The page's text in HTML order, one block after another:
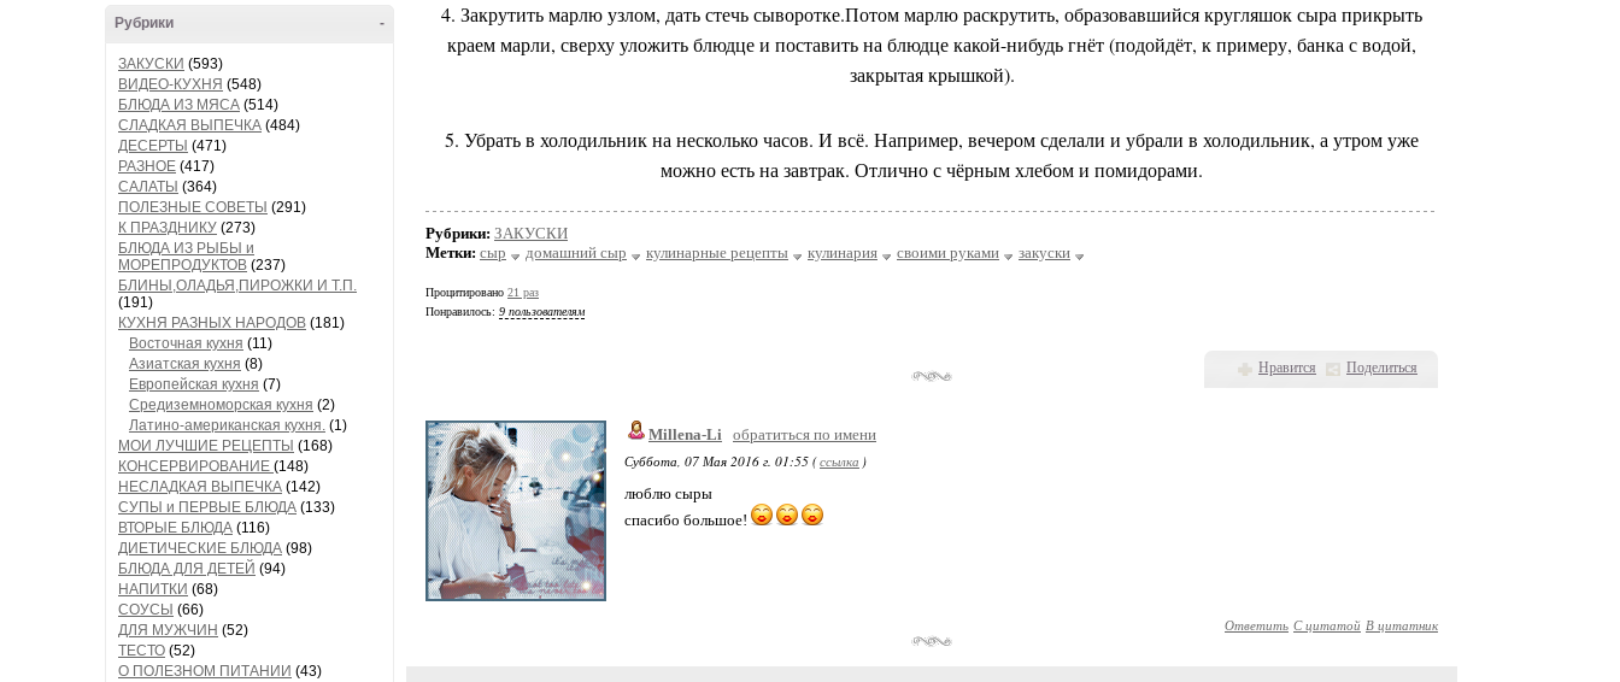
-
Рубрики
ЗАКУСКИ (593)
ВИДЕО-КУХНЯ (548)
БЛЮДА ИЗ МЯСА (514)
СЛАДКАЯ ВЫПЕЧКА (484)
ДЕСЕРТЫ (471)
РАЗНОЕ (417)
САЛАТЫ (364)
ПОЛЕЗНЫЕ СОВЕТЫ (291)
К ПРАЗДНИКУ (273)
БЛЮДА ИЗ РЫБЫ и
МОРЕПРОДУКТОВ (237)
БЛИНЫ,ОЛАДЬЯ,ПИРОЖКИ И Т.П.
(191)
КУХНЯ РАЗНЫХ НАРОДОВ (181)
Восточная кухня (11)
Азиатская кухня (8)
Европейская кухня (7)
Средиземноморская кухня (2)
Латино-американская кухня. (1)
МОИ ЛУЧШИЕ РЕЦЕПТЫ (168)
КОНСЕРВИРОВАНИЕ (148)
НЕСЛАДКАЯ ВЫПЕЧКА (142)
СУПЫ и ПЕРВЫЕ БЛЮДА (133)
ВТОРЫЕ БЛЮДА (116)
ДИЕТИЧЕСКИЕ БЛЮДА (98)
БЛЮДА ДЛЯ ДЕТЕЙ (94)
НАПИТКИ (68)
СОУСЫ (66)
ДЛЯ МУЖЧИН (52)
ТЕСТО (52)
О ПОЛЕЗНОМ ПИТАНИИ (43)
4. Закрутить марлю узлом, дать стечь сыворотке.Потом марлю раскрутить, образовавшийся кругляшок сыра прикрыть
краем марли, сверху уложить блюдце и поставить на блюдце какой-нибудь гнёт (подойдёт, к примеру, банка с водой,
закрытая крышкой).
5. Убрать в холодильник на несколько часов. И всё. Например, вечером сделали и убрали в холодильник, а утром уже
можно есть на завтрак. Отлично с чёрным хлебом и помидорами.
Рубрики: ЗАКУСКИ
Метки: сыр домашний сыр кулинарные рецепты кулинария своими руками закуски
Процитировано 21 раз
Понравилось: 9 пользователям
Нравится Поделиться
Millena-Li обратиться по имени
Суббота, 07 Мая 2016 г. 01:55 (ссылка )
люблю сыры
спасибо большое!
Ответить С цитатой В цитатник